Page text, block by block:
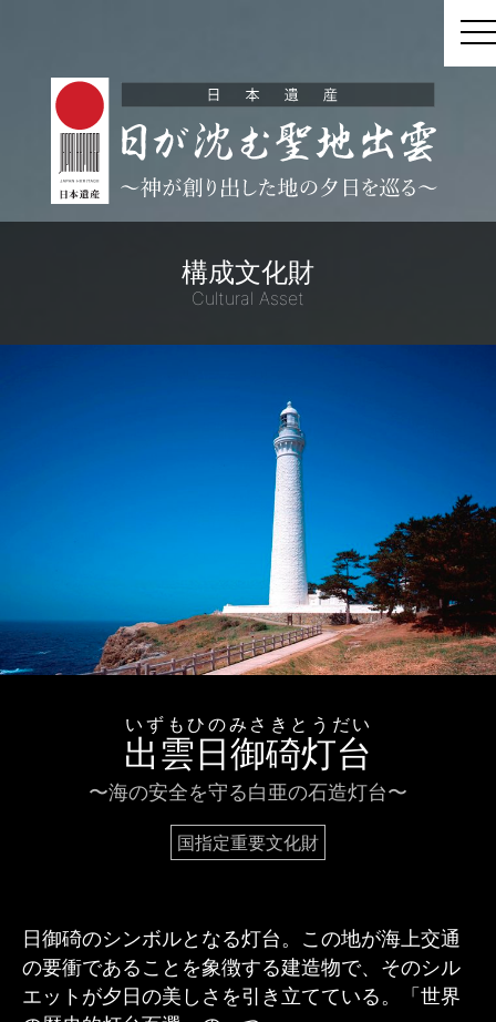
構成文化財
Cultural Asset
出雲日御碕灯台
いずもひのみさきとうだい
〜海の安全を守る白亜の石造灯台〜
国指定重要文化財
日御碕のシンボルとなる灯台。この地が海上交通
の要衝であることを象徴する建造物で、そのシル
エットが夕日の美しさを引き立てている。「世界